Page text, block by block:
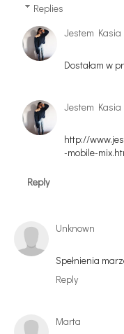
Replies
Jestem Kasia
Dostałam w
Jestem Kasia
http://
-mobile-
Reply
Unknown
Spełnienia
Reply
Marta